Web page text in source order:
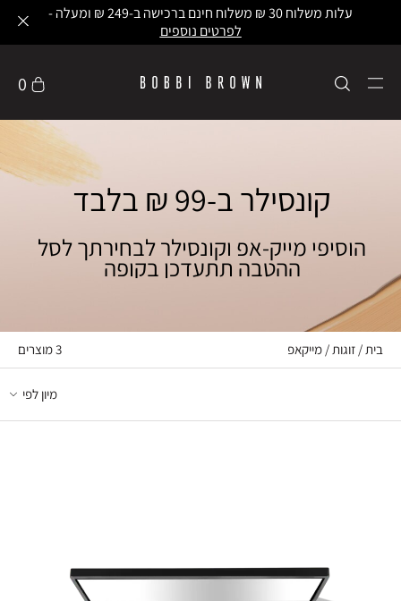
עלות משלוח 30 ₪ משלוח חינם ברכישה ב-249 ₪ ומעלה -
לפרטים נוספים
0
קונסילר ב-99 ₪ בלבד
הוסיפי מייק-אפ וקונסילר לבחירתך לסל
ההטבה תתעדכן בקופה
בית זוגות מייקאפ 3מוצרים
מיון לפי